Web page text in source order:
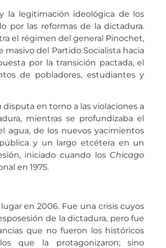
la legitimación ideológica de los
por las reformas de la dictadura.
el régimen del general Pinochet,
masivo del Partido Socialista hacia
por la transición pactada, el
de pobladores, estudiantes y
en torno a las violaciones a
mientras se profundizaba el
agua, de los nuevos yacimientos
y un largo etcétera en un
iniciado cuando los Chicago
en 1975.
en 2006. Fue una crisis cuyos
de la dictadura, pero fue
que no fueron los históricos
que la protagonizaron; sino